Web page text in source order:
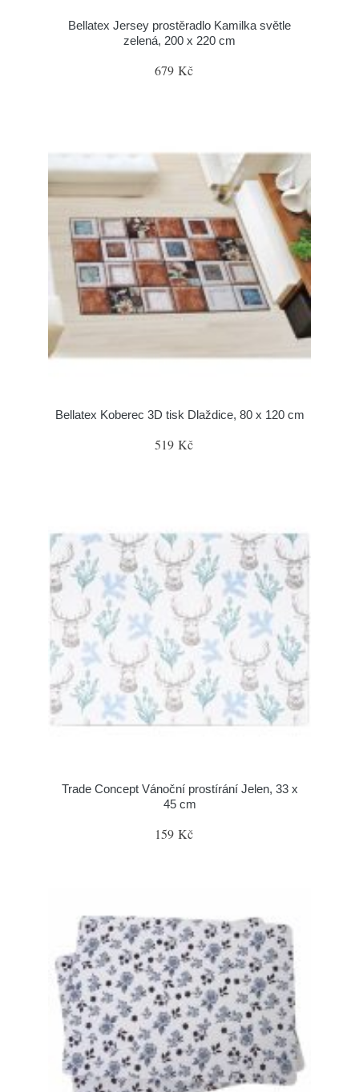
Bellatex Jersey prostěradlo Kamilka světle
zelená, 200 x 220 cm
679 Kč
Bellatex Koberec 3D tisk Dlaždice, 80 x 120 cm
519 Kč
Trade Concept Vánoční prostírání Jelen, 33 x
45 cm
159 Kč